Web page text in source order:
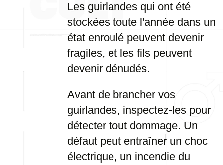
Les guirlandes qui ont été
stockées toute l'année dans un
état enroulé peuvent devenir
fragiles, et les fils peuvent
devenir dénudés.
Avant de brancher vos
guirlandes, inspectez-les pour
détecter tout dommage. Un
défaut peut entraîner un choc
électrique, un incendie du